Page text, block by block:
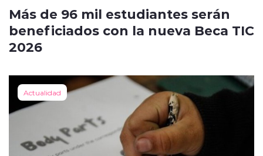
Más de 96 mil estudiantes serán
beneficiados con la nueva Beca TIC
2026
Actualidad